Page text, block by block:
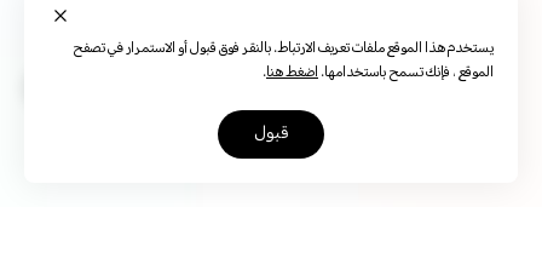
يستخدم هذا الموقع ملفات تعريف الارتباط. بالنقر فوق قبول أو الاستمرار في تصفح
الموقع ، فإنك تسمح باستخدامها.اضغط هنا.
قبول